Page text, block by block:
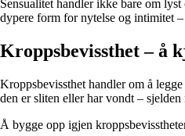
Sensualitet handler ikke bare om
dypere form for nytelse og intimitet
Kroppsbevissthet – å
Kroppsbevissthet handler om å
den er sliten eller har vondt –
Å bygge opp igjen